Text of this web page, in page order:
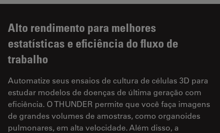
Alto rendimento para melhores
estatísticas e eficiência do fluxo de
trabalho
Automatize seus ensaios de cultura de células 3D para
estudar modelos de doenças de última geração com
eficiência. O THUNDER permite que você faça imagens
de grandes volumes de amostras, como organoides
pulmonares, em alta velocidade. Além disso, a